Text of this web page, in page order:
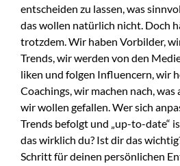
entscheiden zu lassen, was
das wollen natürlich nicht. Doch
trotzdem. Wir haben Vorbilder,
Trends, wir werden von den
liken und folgen Influencern, wir
Coachings, wir machen nach,
wir wollen gefallen. Wer sich
Trends befolgt und „up-to-date“
das wirklich du? Ist dir das
Schritt für deinen persönlichen